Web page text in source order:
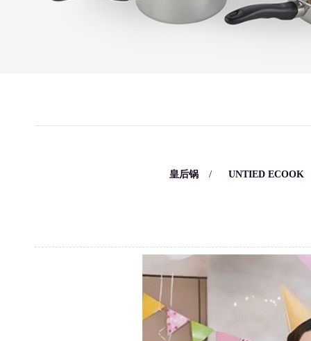
皇后锅 / UNTIED ECOOK